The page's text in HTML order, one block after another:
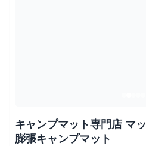
キャンプマット専門店 マ
膨張キャンプマット